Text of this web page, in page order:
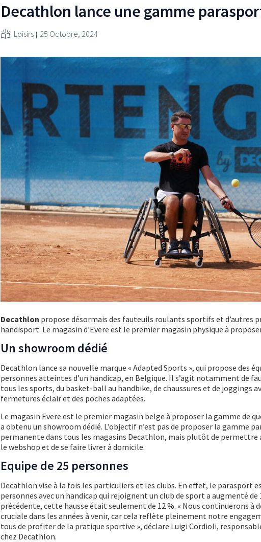
Decathlon lance une gamme
Loisirs 25 Octobre, 2024
Decathlon propose désormais des fauteuils roulants sportifs et d’autres
handisport. Le magasin d’Evere est le premier magasin physique à
Un showroom dédié
Decathlon lance sa nouvelle marque « Adapted Sports », qui propose des
personnes atteintes d’un handicap, en Belgique. Il s’agit notamment de
tous les sports, du basket-ball au handbike, de chaussures et de joggings
fermetures éclair et des poches adaptées.
Le magasin Evere est le premier magasin belge à proposer la gamme de
a obtenu un showroom dédié. L’objectif n’est pas de proposer la gamme
permanente dans tous les magasins Decathlon, mais plutôt de permettre
le webshop et de se faire livrer à domicile.
Equipe de 25 personnes
Decathlon vise à la fois les particuliers et les clubs. En effet, le parasport
personnes avec un handicap qui rejoignent un club de sport a augmenté de
précédente, cette hausse était seulement de 12 %. « Nous continuerons à
cruciale dans les années à venir, car cela reflète pleinement notre
tous de profiter de la pratique sportive », déclare Luigi Cordioli,
chez Decathlon.